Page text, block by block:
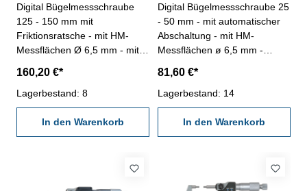
Digital Bügelmessschraube
125 - 150 mm mit
Friktionsratsche - mit HM-
Messflächen Ø 6,5 mm - mit
Anzeige mit ON/OFF-, SET-,
DATA-, mm/inch/0-Taste - mit
Datenausgang RB 6 -
Ablesung: 0,001 mm -
Genauigkeit DIN 863 - mit
160,20 €*
Lagerbestand: 8
In den Warenkorb
Digital Bügelmessschraube 25
- 50 mm - mit automatischer
Abschaltung - mit HM-
Messflächen ø 6,5 mm -
ON/OFF/SET- und
ABS/INC/UNIT-Taste - mit
Friktionskupplung - Ablesung
0,001 mm, Genauigkeit DIN
863 - mit Einstellmaß - im
81,60 €*
Lagerbestand: 14
In den Warenkorb